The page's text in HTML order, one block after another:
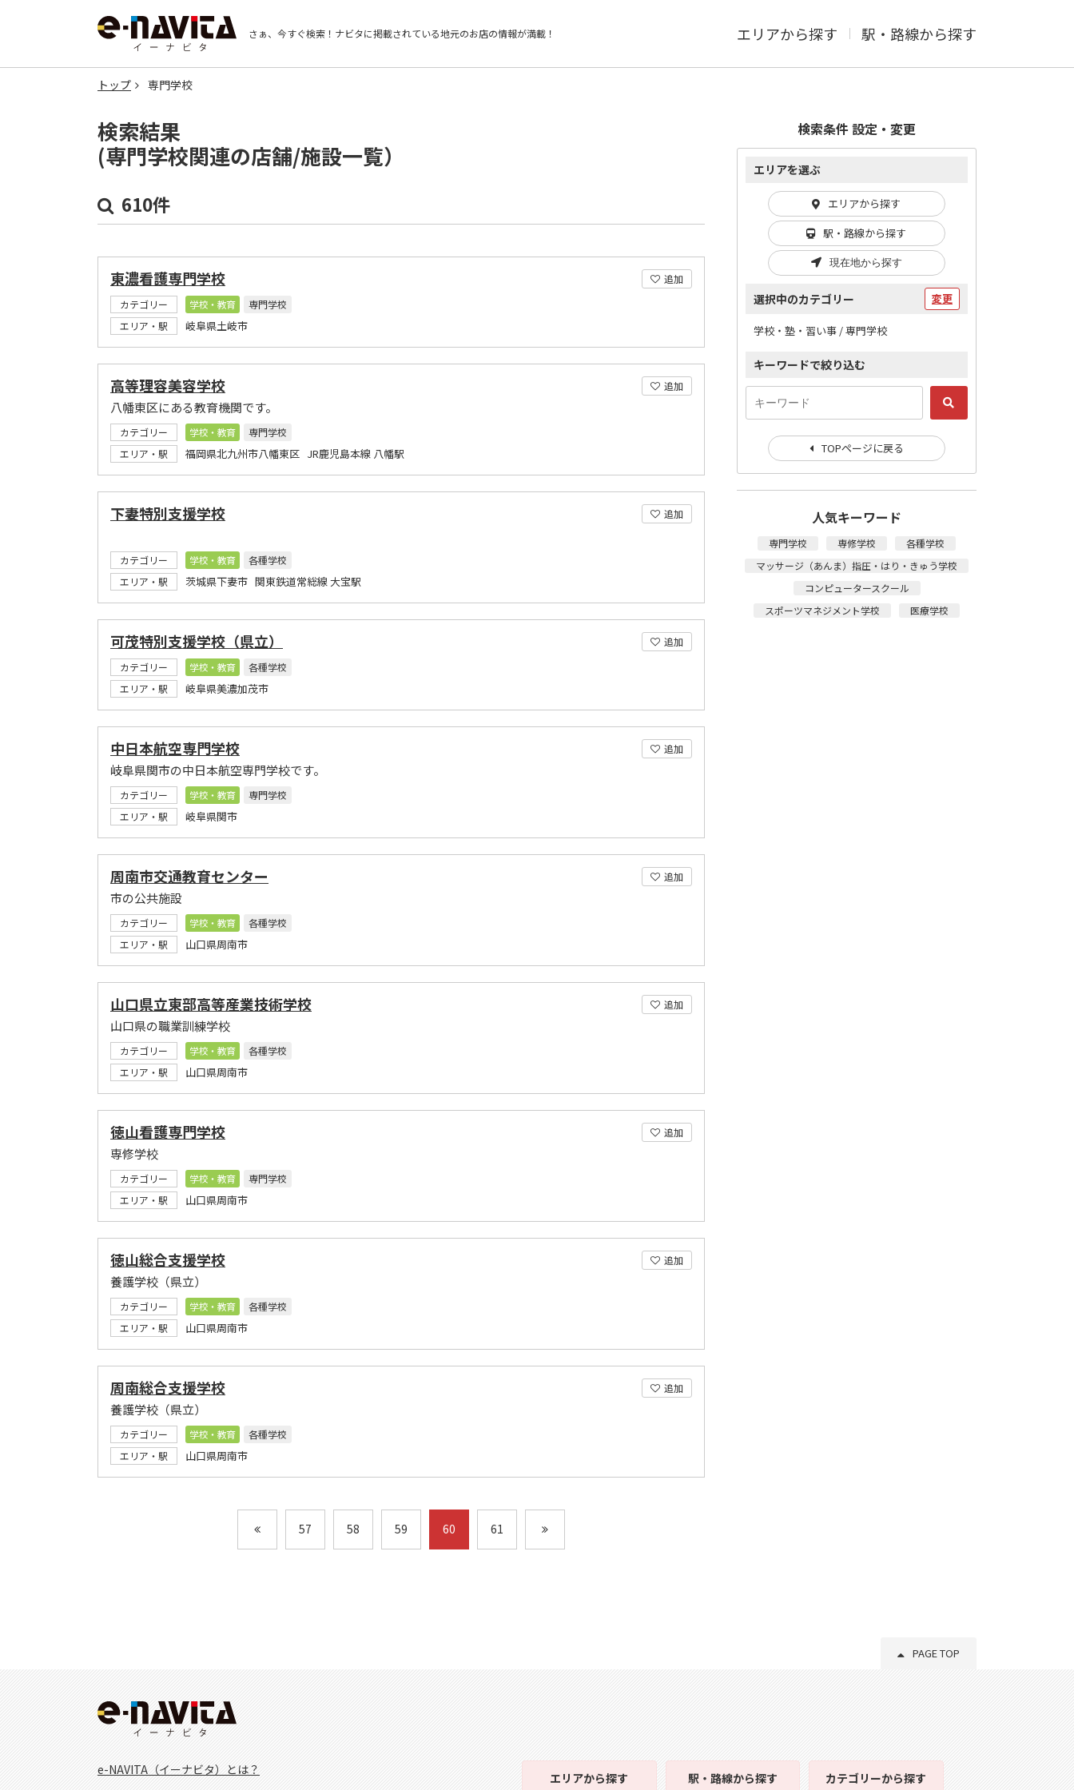
さぁ、今すぐ検索！ ナビタに掲載されている地元のお店の情報が満載！ エリアから探す 駅・路線から探す
トップ 専門学校
検索結果
(専門学校関連の店舗/施設一覧）
610件
追加
東濃看護専門学校
カテゴリー 学校・教育
専門学校
エリア・駅
岐阜県土岐市
追加
高等理容美容学校
八幡東区にある教育機関です。
カテゴリー 学校・教育
専門学校
エリア・駅
福岡県北九州市八幡東区 JR鹿児島本線 八幡駅
追加
下妻特別支援学校
カテゴリー 学校・教育
各種学校
エリア・駅
茨城県下妻市 関東鉄道常総線 大宝駅
追加
可茂特別支援学校（県立）
カテゴリー 学校・教育
各種学校
エリア・駅
岐阜県美濃加茂市
追加
中日本航空専門学校
岐阜県関市の中日本航空専門学校です。
カテゴリー 学校・教育
専門学校
エリア・駅
岐阜県関市
追加
周南市交通教育センター
市の公共施設
カテゴリー 学校・教育
各種学校
エリア・駅
山口県周南市
追加
山口県立東部高等産業技術学校
山口県の職業訓練学校
カテゴリー 学校・教育
各種学校
エリア・駅
山口県周南市
追加
徳山看護専門学校
専修学校
カテゴリー 学校・教育
専門学校
エリア・駅
山口県周南市
追加
徳山総合支援学校
養護学校（県立）
カテゴリー 学校・教育
各種学校
エリア・駅
山口県周南市
追加
周南総合支援学校
養護学校（県立）
カテゴリー 学校・教育
各種学校
エリア・駅
山口県周南市
57 58 59 60 61
検索条件 設定・変更
エリアを選ぶ
エリアから探す
駅・路線から探す
現在地から探す
選択中のカテゴリー 変更
学校・塾・習い事 / 専門学校
キーワードで絞り込む
TOPページに戻る
人気キーワード
専門学校 専修学校
各種学校
マッサージ（あんま）指圧・はり・きゅう学校
コンピュータースクール
スポーツマネジメント学校
医療学校
PAGE TOP
e-NAVITA（イーナビタ）とは？
エリアから探す 駅・路線から探す カテゴリーから探す